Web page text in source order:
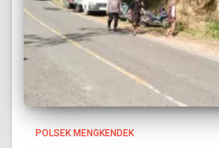
POLSEK MENGKENDEK